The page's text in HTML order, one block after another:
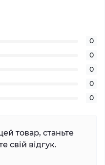
0
0
0
0
0
товар, станьте
свій відгук.